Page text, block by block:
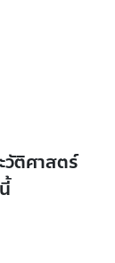
วัติศาสตร์